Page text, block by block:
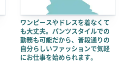
ワンピースやドレスを着なくて
も大丈夫。パンツスタイルでの
勤務も可能だから、普段通りの
自分らしいファッションで気軽
にお仕事を始められます。